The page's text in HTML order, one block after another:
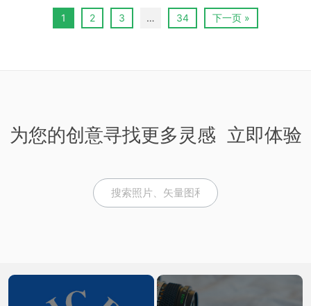
1 2 3 … 34 下一页 »
为您的创意寻找更多灵感 立即体验